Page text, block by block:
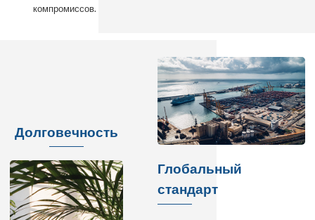
компромиссов.
Долговечность
Глобальный
стандарт